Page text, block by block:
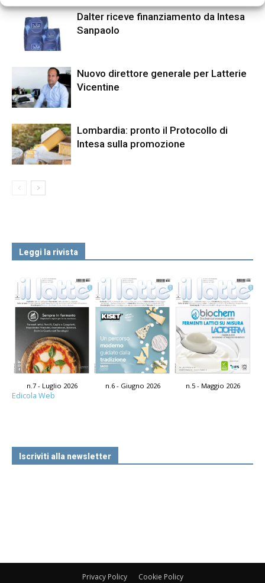
Dalter riceve finanziamento da Intesa
Sanpaolo
Nuovo direttore generale per Latterie
Vicentine
Lombardia: pronto il Protocollo di
Intesa sulla promozione
Leggi la rivista
n.7 - Luglio 2026 n.6 - Giugno 2026 n.5 - Maggio 2026
Edicola Web
Iscriviti alla newsletter
Privacy Policy Cookie Policy